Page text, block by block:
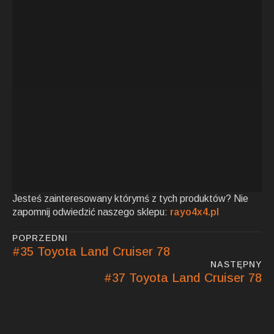
Jesteś zainteresowany którymś z tych produktów? Nie
zapomnij odwiedzić naszego sklepu: rayo4x4.pl
POPRZEDNI
#35 Toyota Land Cruiser 78
NASTĘPNY
#37 Toyota Land Cruiser 78